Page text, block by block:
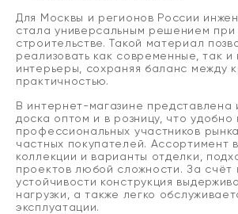
Для Москвы и регионов России
стала универсальным решением
строительстве. Такой материал
реализовать как современные, так и
интерьеры, сохраняя баланс между
практичностью.
В интернет-магазине представлена
доска оптом и в розницу, что удобно
профессиональных участников
частных покупателей. Ассортимент
коллекции и варианты отделки,
проектов любой сложности. За счёт
устойчивости конструкция
нагрузки, а также легко
эксплуатации.